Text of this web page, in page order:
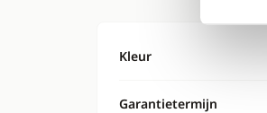
Kleur
Garantietermijn